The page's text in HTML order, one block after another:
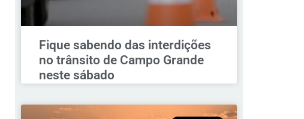
Fique sabendo das interdições
no trânsito de Campo Grande
neste sábado